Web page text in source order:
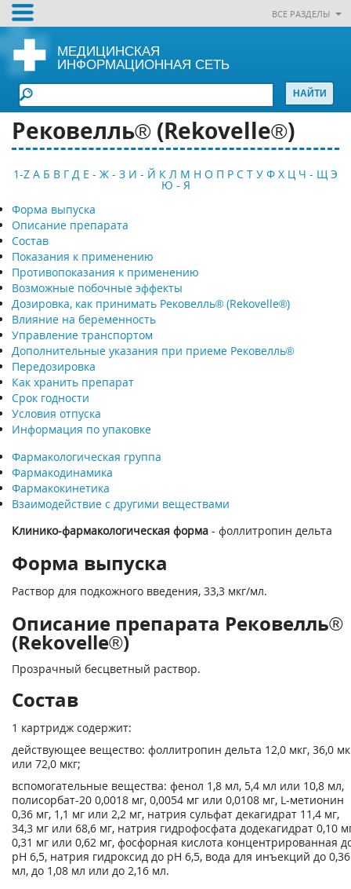
ВСЕ РАЗДЕЛЫ
МЕДИЦИНСКАЯ
ИНФОРМАЦИОННАЯ СЕТЬ
Рековелль® (Rekovelle®)
1-Z А Б В Г Д Е - Ж - З И - Й К Л М Н О П Р С Т У Ф Х Ц Ч - Щ Э
Ю - Я
Форма выпуска
Описание препарата
Состав
Показания к применению
Противопоказания к применению
Возможные побочные эффекты
Дозировка, как принимать Рековелль® (Rekovelle®)
Влияние на беременность
Управление транспортом
Дополнительные указания при приеме Рековелль®
Передозировка
Как хранить препарат
Срок годности
Условия отпуска
Информация по упаковке
Фармакологическая группа
Фармакодинамика
Фармакокинетика
Взаимодействие с другими веществами
Клинико-фармакологическая форма - фоллитропин дельта
Форма выпуска
Раствор для подкожного введения, 33,3 мкг/мл.
Описание препарата Рековелль®
(Rekovelle®)
Прозрачный бесцветный раствор.
Состав
1 картридж содержит:
действующее вещество: фоллитропин дельта 12,0 мкг, 36,0
или 72,0 мкг;
вспомогательные вещества: фенол 1,8 мл, 5,4 мл или 10,8 мл,
полисорбат-20 0,0018 мг, 0,0054 мг или 0,0108 мг, L-метионин
0,36 мг, 1,1 мг или 2,2 мг, натрия сульфат декагидрат 11,4 мг,
34,3 мг или 68,6 мг, натрия гидрофосфата додекагидрат 0,10
0,31 мг или 0,62 мг, фосфорная кислота концентрированная
pH 6,5, натрия гидроксид до pH 6,5, вода для инъекций до 0,36
мл, до 1,08 мл или до 2,16 мл.